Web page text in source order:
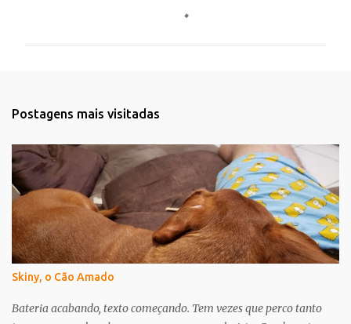
r
i
o
s
Postagens mais visitadas
Skiny, o Cão Amado
Bateria acabando, texto começando. Tem vezes que perco tanto